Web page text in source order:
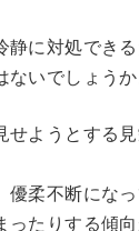
静に対処でき
いでしょうか
せようとする
柔不断になっ
たりする傾向